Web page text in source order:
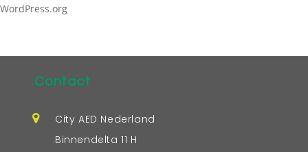
WordPress.org
Contact
City AED Nederland
Binnendelta 11 H